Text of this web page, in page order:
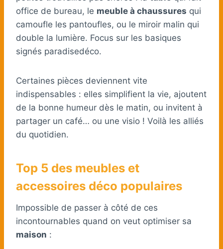
office de bureau, le meuble à chaussures qui
camoufle les pantoufles, ou le miroir malin qui
double la lumière. Focus sur les basiques
signés paradisedéco.
Certaines pièces deviennent vite
indispensables : elles simplifient la vie, ajoutent
de la bonne humeur dès le matin, ou invitent à
partager un café… ou une visio ! Voilà les alliés
du quotidien.
Top 5 des meubles et
accessoires déco populaires
Impossible de passer à côté de ces
incontournables quand on veut optimiser sa
maison :